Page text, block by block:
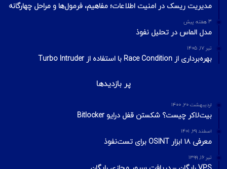
مدیریت ریسک در امنیت اطلاعات؛ مفاهیم، فرمول‌ها و مراحل چهارگانه
3 هفته پیش
مدل الماس در تحلیل نفوذ
تیر ۱۷, ۱۴۰۵
بهره‌برداری از Race Condition با استفاده از Turbo Intruder
پر بازدیدها
اردیبهشت ۲۰, ۱۴۰۰
بیت‌لاکر چیست؟ شکستن قفل درایو Bitlocker
اسفند ۲۹, ۱۴۰۱
معرفی ۱۸ ابزار OSINT برای تست‌نفوذ
تیر ۱۶, ۱۳۹۹